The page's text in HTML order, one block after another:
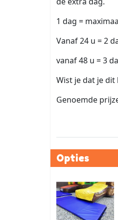
1 dag =
Vanaf 24 u = 2
vanaf 48 u = 3
Wist je dat je
Genoemde
Opties